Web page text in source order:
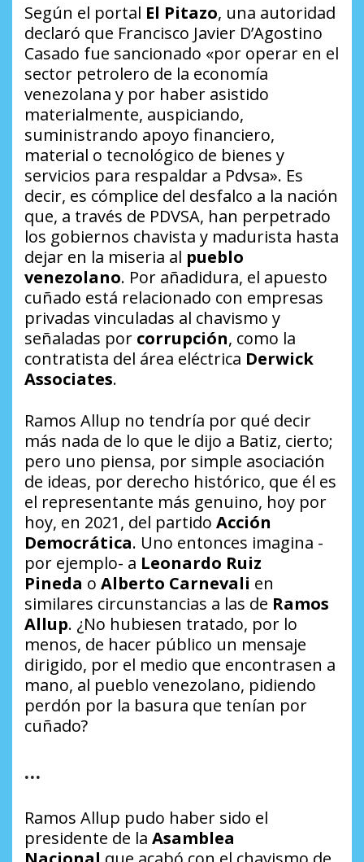
Según el portal El Pitazo, una autoridad
declaró que Francisco Javier D’Agostino
Casado fue sancionado «por operar en el
sector petrolero de la economía
venezolana y por haber asistido
materialmente, auspiciando,
suministrando apoyo financiero,
material o tecnológico de bienes y
servicios para respaldar a Pdvsa». Es
decir, es cómplice del desfalco a la nación
que, a través de PDVSA, han perpetrado
los gobiernos chavista y madurista hasta
dejar en la miseria al pueblo
venezolano. Por añadidura, el apuesto
cuñado está relacionado con empresas
privadas vinculadas al chavismo y
señaladas por corrupción, como la
contratista del área eléctrica Derwick
Associates.
Ramos Allup no tendría por qué decir
más nada de lo que le dijo a Batiz, cierto;
pero uno piensa, por simple asociación
de ideas, por derecho histórico, que él es
el representante más genuino, hoy por
hoy, en 2021, del partido Acción
Democrática. Uno entonces imagina -
por ejemplo- a Leonardo Ruiz
Pineda o Alberto Carnevali en
similares circunstancias a las de Ramos
Allup. ¿No hubiesen tratado, por lo
menos, de hacer público un mensaje
dirigido, por el medio que encontrasen a
mano, al pueblo venezolano, pidiendo
perdón por la basura que tenían por
cuñado?
…
Ramos Allup pudo haber sido el
presidente de la Asamblea